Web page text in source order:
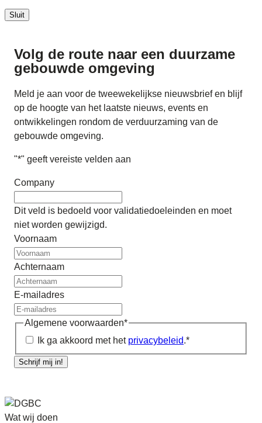
Sluit
Volg de route naar een duurzame
gebouwde omgeving
Meld je aan voor de tweewekelijkse nieuwsbrief en blijf
op de hoogte van het laatste nieuws, events en
ontwikkelingen rondom de verduurzaming van de
gebouwde omgeving.
"*" geeft vereiste velden aan
Company
Dit veld is bedoeld voor validatiedoeleinden en moet
niet worden gewijzigd.
Voornaam
Achternaam
E-mailadres
Algemene voorwaarden*
Ik ga akkoord met het privacybeleid.*
Schrijf mij in!
Wat wij doen